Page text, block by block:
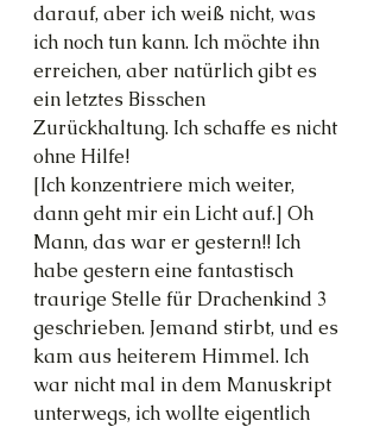
darauf, aber ich weiß nicht, was
ich noch tun kann. Ich möchte ihn
erreichen, aber natürlich gibt es
ein letztes Bisschen
Zurückhaltung. Ich schaffe es nicht
ohne Hilfe!
[Ich konzentriere mich weiter,
dann geht mir ein Licht auf.] Oh
Mann, das war er gestern!! Ich
habe gestern eine fantastisch
traurige Stelle für Drachenkind 3
geschrieben. Jemand stirbt, und es
kam aus heiterem Himmel. Ich
war nicht mal in dem Manuskript
unterwegs, ich wollte eigentlich